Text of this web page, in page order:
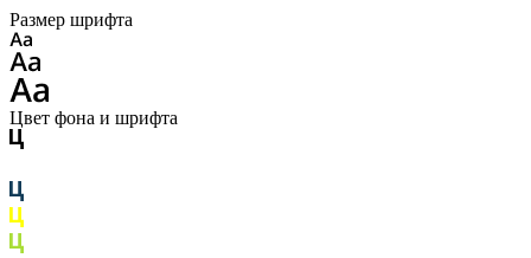
Размер шрифта
Цвет фона и шрифта